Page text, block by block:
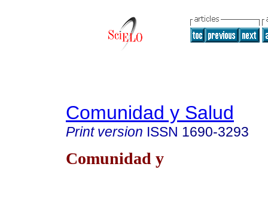
Comunidad y Salud
Print version ISSN 1690-3293
Comunidad y